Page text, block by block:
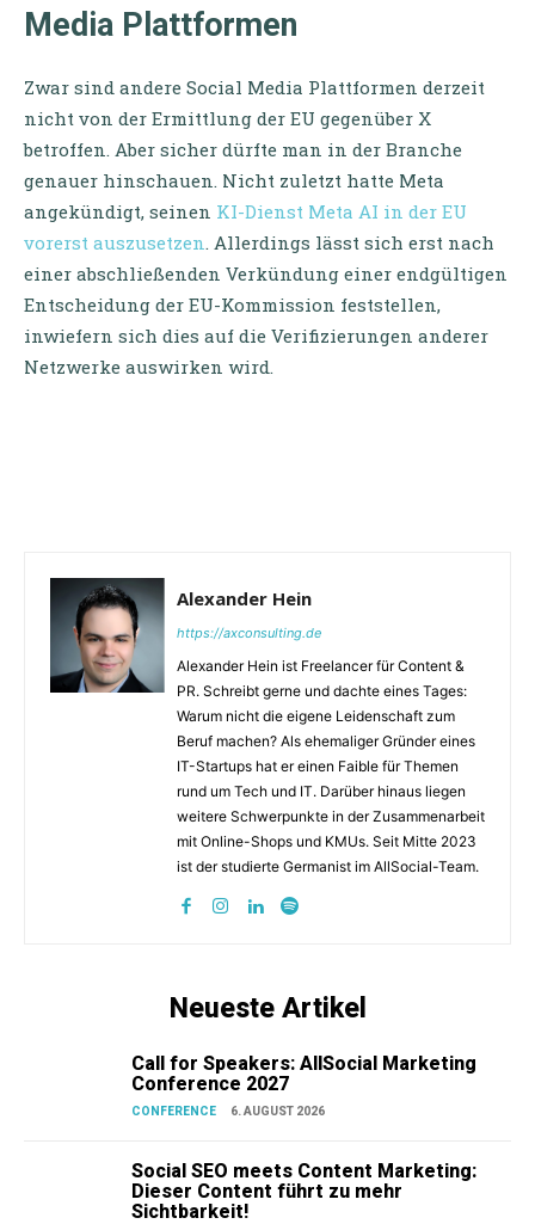
Media Plattformen
Zwar sind andere Social Media Plattformen derzeit
nicht von der Ermittlung der EU gegenüber X
betroffen. Aber sicher dürfte man in der Branche
genauer hinschauen. Nicht zuletzt hatte Meta
angekündigt, seinen KI-Dienst Meta AI in der EU
vorerst auszusetzen. Allerdings lässt sich erst nach
einer abschließenden Verkündung einer endgültigen
Entscheidung der EU-Kommission feststellen,
inwiefern sich dies auf die Verifizierungen anderer
Netzwerke auswirken wird.
Alexander Hein
https://axconsulting.de
Alexander Hein ist Freelancer für Content &
PR. Schreibt gerne und dachte eines Tages:
Warum nicht die eigene Leidenschaft zum
Beruf machen? Als ehemaliger Gründer eines
IT-Startups hat er einen Faible für Themen
rund um Tech und IT. Darüber hinaus liegen
weitere Schwerpunkte in der Zusammenarbeit
mit Online-Shops und KMUs. Seit Mitte 2023
ist der studierte Germanist im AllSocial-Team.
Neueste Artikel
Call for Speakers: AllSocial Marketing
Conference 2027
CONFERENCE 6. AUGUST 2026
Social SEO meets Content Marketing:
Dieser Content führt zu mehr
Sichtbarkeit!